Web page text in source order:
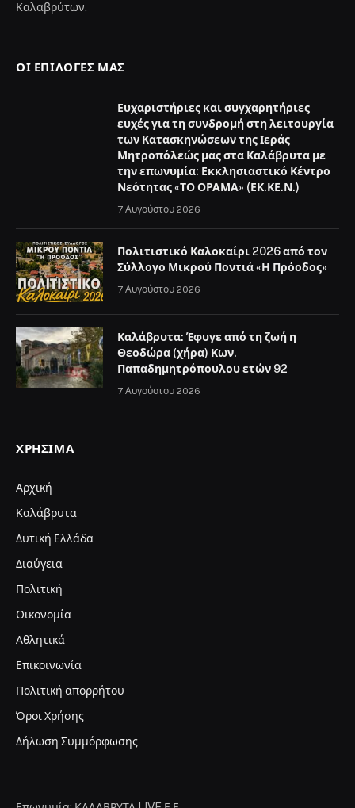
Καλαβρύτων.
ΟΙ ΕΠΙΛΟΓΈΣ ΜΑΣ
Ευχαριστήριες και συγχαρητήριες
ευχές για τη συνδρομή στη λειτουργία
των Κατασκηνώσεων της Ιεράς
Μητροπόλεώς μας στα Καλάβρυτα με
την επωνυμία: Εκκλησιαστικό Κέντρο
Νεότητας «ΤΟ ΟΡΑΜΑ» (ΕΚ.ΚΕ.Ν.)
7 Αυγούστου 2026
Πολιτιστικό Καλοκαίρι 2026 από τον
Σύλλογο Μικρού Ποντιά «Η Πρόοδος»
7 Αυγούστου 2026
Καλάβρυτα: Έφυγε από τη ζωή η
Θεοδώρα (χήρα) Κων.
Παπαδημητρόπουλου ετών 92
7 Αυγούστου 2026
ΧΡΉΣΙΜΑ
Αρχική
Καλάβρυτα
Δυτική Ελλάδα
Διαύγεια
Πολιτική
Οικονομία
Αθλητικά
Επικοινωνία
Πολιτική απορρήτου
Όροι Χρήσης
Δήλωση Συμμόρφωσης